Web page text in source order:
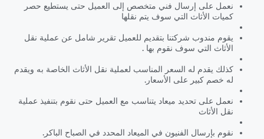
نعمل على إرسال فني متخصص إلى العميل حتى يستطيع حصر
كميات الأثاث التي سوف يتم نقلها
يقوم مندوب شركتنا بتقديم للعميل تقرير شامل عن عملية نقل
الأثاث التي سوف نقوم بها .
كذلك يقدم له السعر المناسب لعملية نقل الأثاث الخاصة به ويقدم
له خصم كبير على الأسعار.
نعمل على تحديد ميعاد يتناسب مع العميل حتى نقوم بتنفيذ عملية
نقل الأثاث
نقوم بإرسال الفنيون في الميعاد المحدد في الصباح الباكر.